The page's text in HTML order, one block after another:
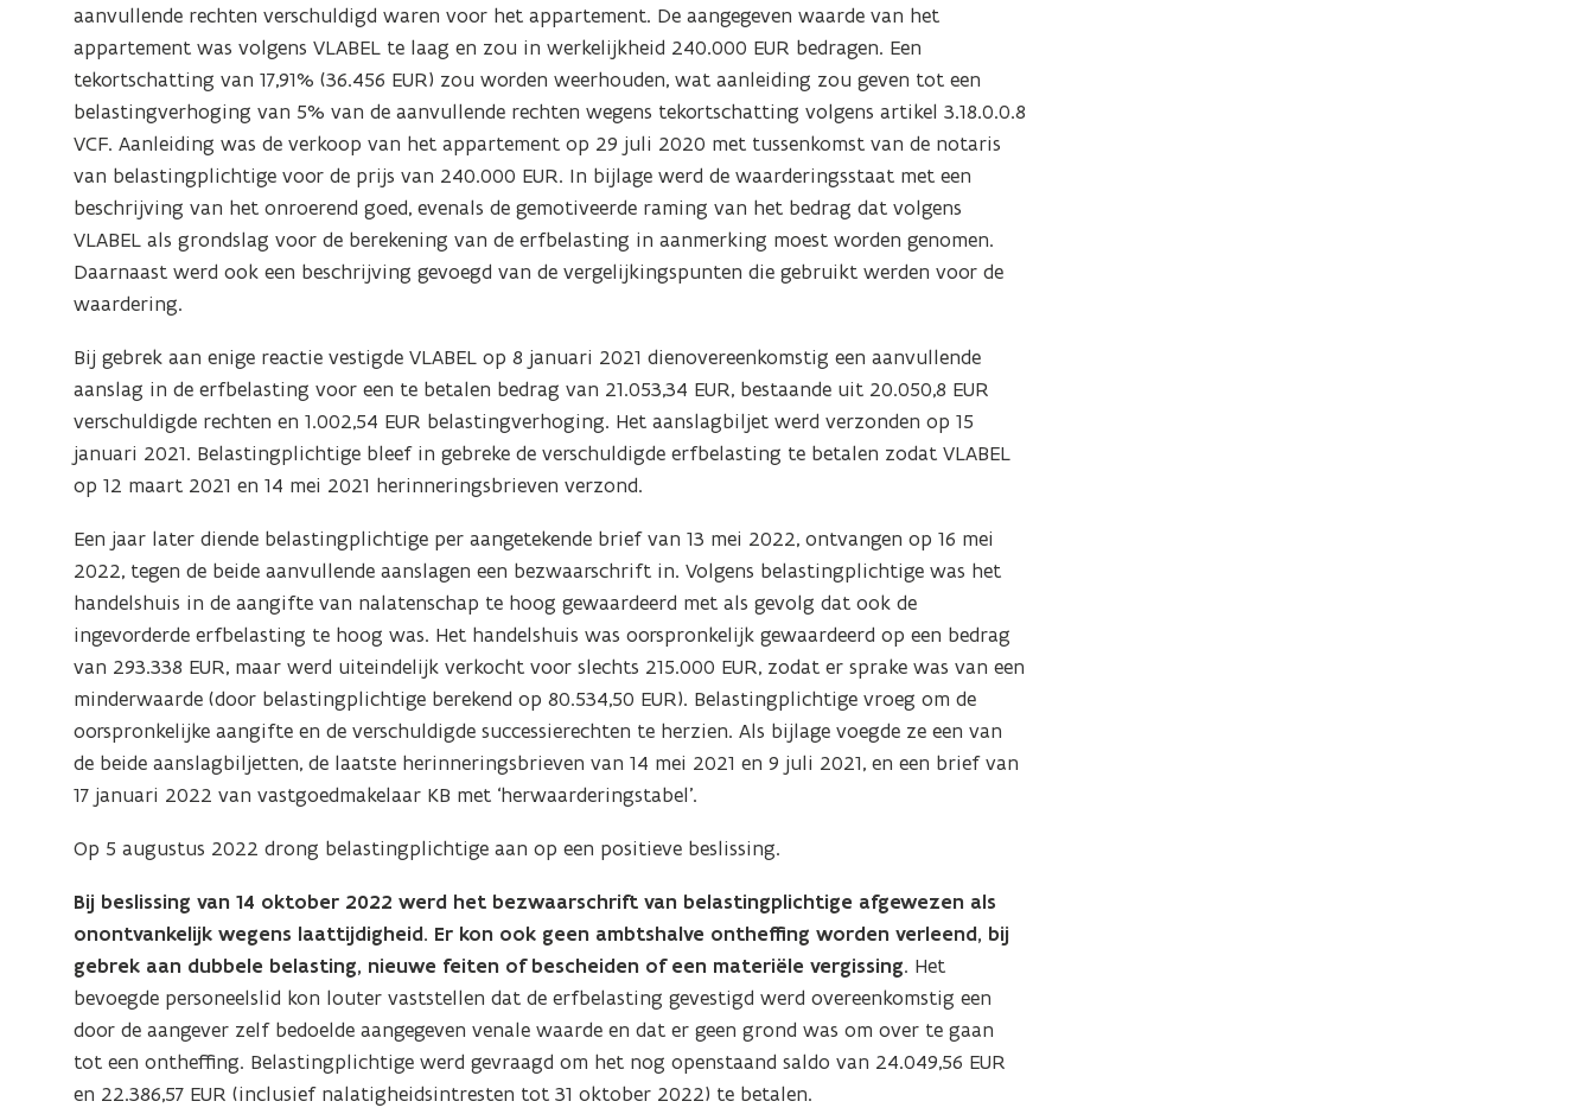
aanvullende rechten verschuldigd waren voor het appartement. De aangegeven waarde van het
appartement was volgens VLABEL te laag en zou in werkelijkheid 240.000 EUR bedragen. Een
tekortschatting van 17,91% (36.456 EUR) zou worden weerhouden, wat aanleiding zou geven tot een
belastingverhoging van 5% van de aanvullende rechten wegens tekortschatting volgens artikel 3.18.0.0.8
VCF. Aanleiding was de verkoop van het appartement op 29 juli 2020 met tussenkomst van de notaris
van belastingplichtige voor de prijs van 240.000 EUR. In bijlage werd de waarderingsstaat met een
beschrijving van het onroerend goed, evenals de gemotiveerde raming van het bedrag dat volgens
VLABEL als grondslag voor de berekening van de erfbelasting in aanmerking moest worden genomen.
Daarnaast werd ook een beschrijving gevoegd van de vergelijkingspunten die gebruikt werden voor de
waardering.
Bij gebrek aan enige reactie vestigde VLABEL op 8 januari 2021 dienovereenkomstig een aanvullende
aanslag in de erfbelasting voor een te betalen bedrag van 21.053,34 EUR, bestaande uit 20.050,8 EUR
verschuldigde rechten en 1.002,54 EUR belastingverhoging. Het aanslagbiljet werd verzonden op 15
januari 2021. Belastingplichtige bleef in gebreke de verschuldigde erfbelasting te betalen zodat VLABEL
op 12 maart 2021 en 14 mei 2021 herinneringsbrieven verzond.
Een jaar later diende belastingplichtige per aangetekende brief van 13 mei 2022, ontvangen op 16 mei
2022, tegen de beide aanvullende aanslagen een bezwaarschrift in. Volgens belastingplichtige was het
handelshuis in de aangifte van nalatenschap te hoog gewaardeerd met als gevolg dat ook de
ingevorderde erfbelasting te hoog was. Het handelshuis was oorspronkelijk gewaardeerd op een bedrag
van 293.338 EUR, maar werd uiteindelijk verkocht voor slechts 215.000 EUR, zodat er sprake was van een
minderwaarde (door belastingplichtige berekend op 80.534,50 EUR). Belastingplichtige vroeg om de
oorspronkelijke aangifte en de verschuldigde successierechten te herzien. Als bijlage voegde ze een van
de beide aanslagbiljetten, de laatste herinneringsbrieven van 14 mei 2021 en 9 juli 2021, en een brief van
17 januari 2022 van vastgoedmakelaar KB met ‘herwaarderingstabel’.
Op 5 augustus 2022 drong belastingplichtige aan op een positieve beslissing.
Bij beslissing van 14 oktober 2022 werd het bezwaarschrift van belastingplichtige afgewezen als
onontvankelijk wegens laattijdigheid. Er kon ook geen ambtshalve ontheffing worden verleend, bij
gebrek aan dubbele belasting, nieuwe feiten of bescheiden of een materiële vergissing. Het
bevoegde personeelslid kon louter vaststellen dat de erfbelasting gevestigd werd overeenkomstig een
door de aangever zelf bedoelde aangegeven venale waarde en dat er geen grond was om over te gaan
tot een ontheffing. Belastingplichtige werd gevraagd om het nog openstaand saldo van 24.049,56 EUR
en 22.386,57 EUR (inclusief nalatigheidsintresten tot 31 oktober 2022) te betalen.